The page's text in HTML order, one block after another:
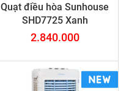
Quạt điều hòa Sunhouse
SHD7725 Xanh
2.840.000